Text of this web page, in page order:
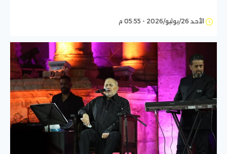
الأحد 26/يوليو/2026 - 05:55 م